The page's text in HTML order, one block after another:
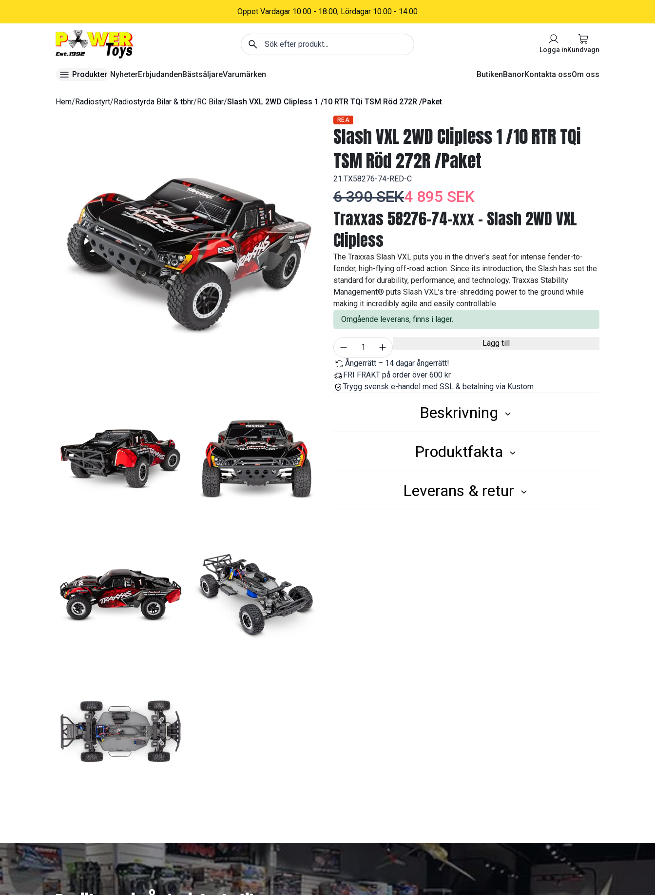
Öppet Vardagar 10.00 - 18.00, Lördagar 10.00 - 14.00
Sök efter produkt
Logga inKundvagn
Produkter NyheterErbjudandenBästsäljareVarumärken ButikenBanorKontakta ossOm oss
Hem/Radiostyrt/Radiostyrda Bilar & tbhr/RC Bilar/Slash VXL 2WD Clipless 1 /10 RTR TQi TSM Röd 272R /Paket
REA
Slash VXL 2WD Clipless 1 /10 RTR TQi
TSM Röd 272R /Paket
21.TX58276-74-RED-C
6 390 SEK4 895 SEK
Traxxas 58276-74-xxx - Slash 2WD VXL
Clipless
The Traxxas Slash VXL puts you in the driver’s seat for intense fender-to-
fender, high-flying off-road action. Since its introduction, the Slash has set the
standard for durability, performance, and technology. Traxxas Stability
Management® puts Slash VXL’s tire-shredding power to the ground while
making it incredibly agile and easily controllable.
Omgående leverans, finns i lager.
Välj antal
1 Lägg till
Ångerrätt – 14 dagar ångerrätt!
FRI FRAKT på order över 600 kr
Trygg svensk e-handel med SSL & betalning via Kustom
Beskrivning
Produktfakta
Leverans & retur